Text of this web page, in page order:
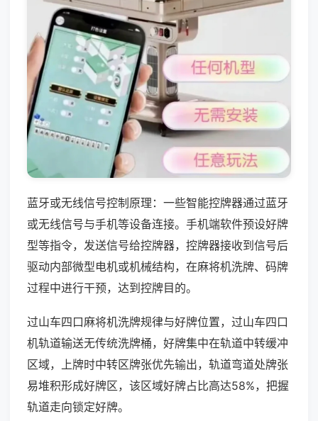
蓝牙或无线信号控制原理：一些智能控牌器通过蓝牙
或无线信号与手机等设备连接。手机端软件预设好牌
型等指令，发送信号给控牌器，控牌器接收到信号后
驱动内部微型电机或机械结构，在麻将机洗牌、码牌
过程中进行干预，达到控牌目的。
过山车四口麻将机洗牌规律与好牌位置，过山车四口
机轨道输送无传统洗牌桶，好牌集中在轨道中转缓冲
区域，上牌时中转区牌张优先输出，轨道弯道处牌张
易堆积形成好牌区，该区域好牌占比高达58%，把握
轨道走向锁定好牌。